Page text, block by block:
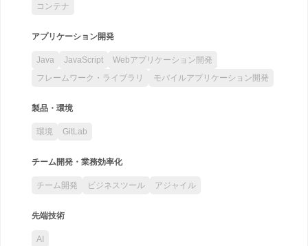
コンテナ
アプリケーション開発
Java JavaScript
Webアプリケーション開発
フレームワーク・ライブラリ
モバイルアプリケーション開発
製品・環境
環境 GitLab
チーム開発・業務効率化
チーム開発 ビジネスツール アジャイル
先端技術
AI